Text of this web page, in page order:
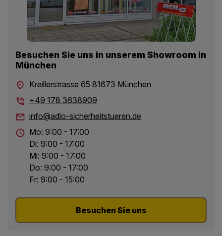
Besuchen Sie uns in unserem Showroom in
München
Kreillerstrasse 65 81673 München
+49 178 3638909
info@adlo-sicherheitstueren.de
Mo: 9:00 - 17:00
Di: 9:00 - 17:00
Mi: 9:00 - 17:00
Do: 9:00 - 17:00
Fr: 9:00 - 15:00
Besuchen Sie uns